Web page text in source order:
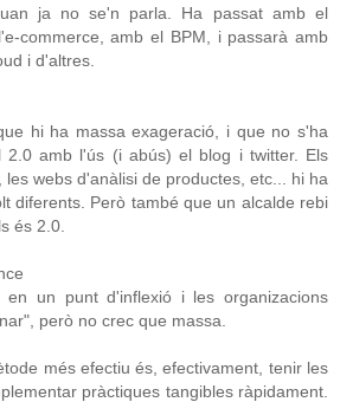
ja no se'n parla. Ha passat amb el
commerce, amb el BPM, i passarà amb
i d'altres.
hi ha massa exageració, i que no s'ha
2.0 amb l'ús (i abús) el blog i twitter. Els
les webs d'anàlisi de productes, etc... hi ha
diferents. Però també que un alcalde rebi
és 2.0.
un punt d'inflexió i les organizacions
però no crec que massa.
més efectiu és, efectivament, tenir les
pràctiques tangibles ràpidament.